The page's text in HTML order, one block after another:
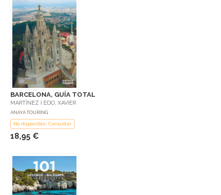
BARCELONA, GUÍA TOTAL
MARTÍNEZ I EDO, XAVIER
ANAYA TOURING
No disponible: Consultar
18,95 €